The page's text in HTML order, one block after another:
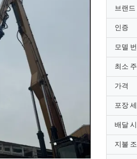
브랜드
인증
모델
최소
가격
포장
배달
지불